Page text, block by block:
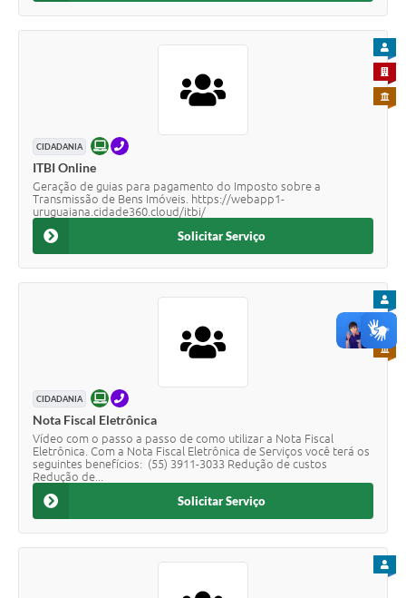
CIDADANIA ONLINETELEFONE
ITBI Online
Geração de guias para pagamento do Imposto sobre a
Transmissão de Bens Imóveis. https://webapp1-
uruguaiana.cidade360.cloud/itbi/
PARA
PARA
Solicitar Serviço
CIDADANIA ONLINETELEFONE
Nota Fiscal Eletrônica
Vídeo com o passo a passo de como utilizar a Nota Fiscal
Eletrônica. Com a Nota Fiscal Eletrônica de Serviços você terá os
seguintes benefícios: (55) 3911-3033 Redução de custos
Redução de...
PARA
PARA
Solicitar Serviço